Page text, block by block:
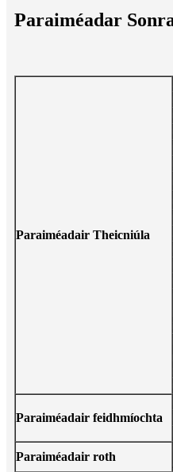
Paraiméadar
Paraiméadair Theicniúla
Paraiméadair feidhmíochta
Paraiméadair roth